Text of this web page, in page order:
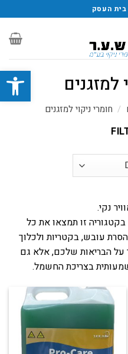
פתח
העסק
למזגנים
/ חומרי ניקוי למזגנים
נקי.
זו תמצאו את כל
עובש, בקטריות ולכלוך
על הבריאות שלכם, אלא גם
בצריכת החשמל.